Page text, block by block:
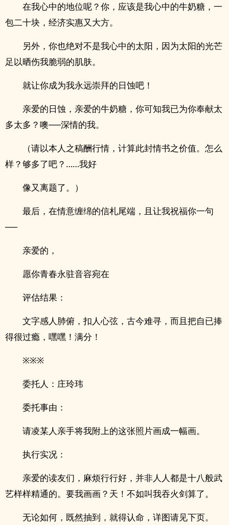
在我心中的地位呢？你，应该是我心中的牛奶糖，一
包二十块，经济实惠又大方。
另外，你也绝对不是我心中的太阳，因为太阳的光芒
足以晒伤我脆弱的肌肤。
就让你成为我永远崇拜的日蚀吧！
亲爱的日蚀，亲爱的牛奶糖，你可知我已为你奉献太
多太多？噢──深情的我。
（请以本人之稿酬行情，计算此封情书之价值。怎么
样？够多了吧？……我好
像又离题了。）
最后，在情意缠绵的信札尾端，且让我祝福你一句
──
亲爱的，
愿你青春永驻音容宛在
评估结果：
文字感人肺俯，扣人心弦，古今难寻，而且把自已捧
得很过瘾，嘿嘿！满分！
※※※
委托人：庄玲玮
委托事由：
请凌某人亲手将我附上的这张照片画成一幅画。
执行实况：
亲爱的读友们，麻烦行行好，并非人人都是十八般武
艺样样精通的。要我画画？天！不如叫我吞火剑算了。
无论如何，既然抽到，就得认命，详图请见下页。